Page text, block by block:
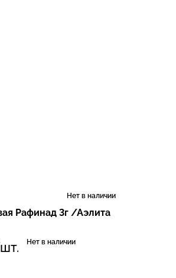
Нет в наличии
Рафинад 3г /Аэлита
Нет в наличии